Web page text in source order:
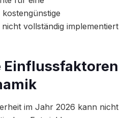
vollständig implementiert
Einflussfaktoren
im Jahr 2026 kann nicht